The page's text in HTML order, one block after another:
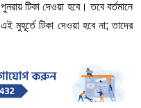
পুনরায় টিকা দেওয়া হবে। তবে বর্তমানে
এই মুহূর্তে টিকা দেওয়া হবে না;তাদের